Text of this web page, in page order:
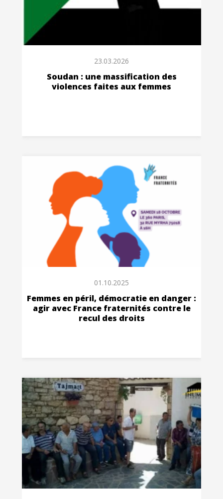
23.03.2026
Soudan : une massification des
violences faites aux femmes
01.10.2025
Femmes en péril, démocratie en danger :
agir avec France fraternités contre le
recul des droits